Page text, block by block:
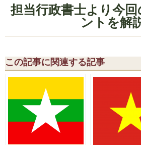
担当行政書士より今
ントを解
この記事に関連する記事